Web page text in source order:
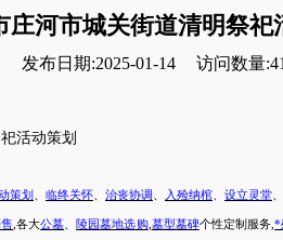
庄河市城关街道清明祭祀
发布日期:2025-01-14 访问数量:41
活动策划
策划 临终关怀 治丧协调 入殓纳棺 设立灵堂
,各大公墓 、陵园墓地选购, 墓型墓碑个性定制服务 ,*